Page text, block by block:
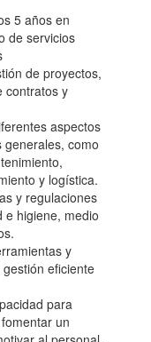
5 años en
de servicios
de proyectos,
contratos y
aspectos
generales, como
y logística.
y regulaciones
e higiene, medio
y
eficiente
para
un